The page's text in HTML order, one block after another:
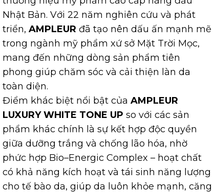
Nhật Bản. Với 22 năm nghiên cứu và phát
triển, AMPLEUR đã tạo nên dấu ấn mạnh mẽ
trong ngành mỹ phẩm xứ sở Mặt Trời Mọc,
mang đến những dòng sản phẩm tiên
phong giúp chăm sóc và cải thiện làn da
toàn diện.
Điểm khác biệt nổi bật của AMPLEUR
LUXURY WHITE TONE UP so với các sản
phẩm khác chính là sự kết hợp độc quyền
giữa dưỡng trắng và chống lão hóa, nhờ
phức hợp Bio–Energic Complex – hoạt chất
có khả năng kích hoạt và tái sinh năng lượng
cho tế bào da, giúp da luôn khỏe mạnh, căng